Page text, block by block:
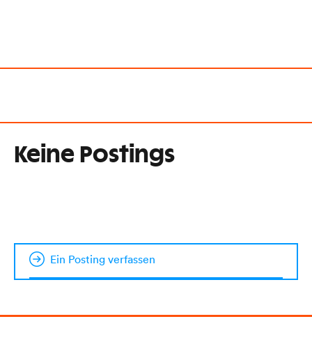
Keine Postings
Ein Posting verfassen